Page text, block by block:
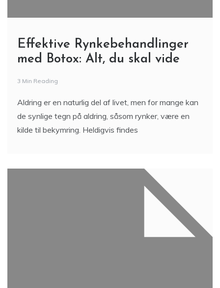
Effektive Rynkebehandlinger
med Botox: Alt, du skal vide
3 Min Reading
Aldring er en naturlig del af livet, men for mange kan
de synlige tegn på aldring, såsom rynker, være en
kilde til bekymring. Heldigvis findes